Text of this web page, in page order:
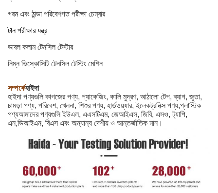
গরম এবং ঠান্ডা পরিবেশগত পরীক্ষা চেম্বার
টান পরীক্ষার যন্ত্র
ডাবল কলাম টেনসিল টেস্টার
নিম্ন ভিস্কোসিটি টেনসিল টেস্টিং মেশিন
সম্পর্কেহাইদা
হাইদা পণ্যগুলি কাগজের পণ্য, প্যাকেজিং, কালি মুদ্রণ, আঠালো টেপ, ব্যাগ, জুতা,
চামড়া পণ্য, পরিবেশ, খেলনা, শিশুর পণ্য, হার্ডওয়্যার, ইলেকট্রনিক্স পণ্য,প্লাস্টিক
পণ্যআমাদের পণ্যগুলি ইউএল, এএসটিএম, জেআইএস, জিবি, এসও, ট্যাপি,
এন,ডিআইএন, বিএস এবং অন্যান্য দেশীয় ও আন্তর্জাতিক মান।